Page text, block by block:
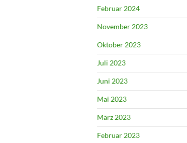
Februar 2024
November 2023
Oktober 2023
Juli 2023
Juni 2023
Mai 2023
März 2023
Februar 2023